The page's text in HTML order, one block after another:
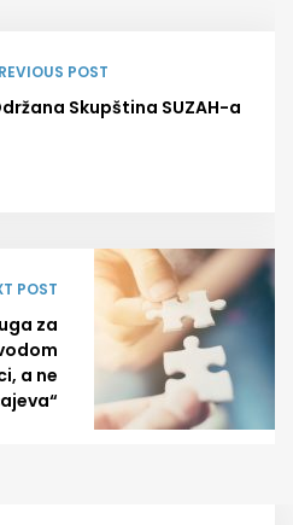
POST
Skupština SUZAH-a
POST
za
a ne